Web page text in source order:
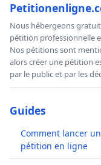
Nous hébergeons
pétition professionnelle
Nos pétitions sont
alors créer une pétition
par le public et par les
Guides
Comment lancer
pétition en ligne